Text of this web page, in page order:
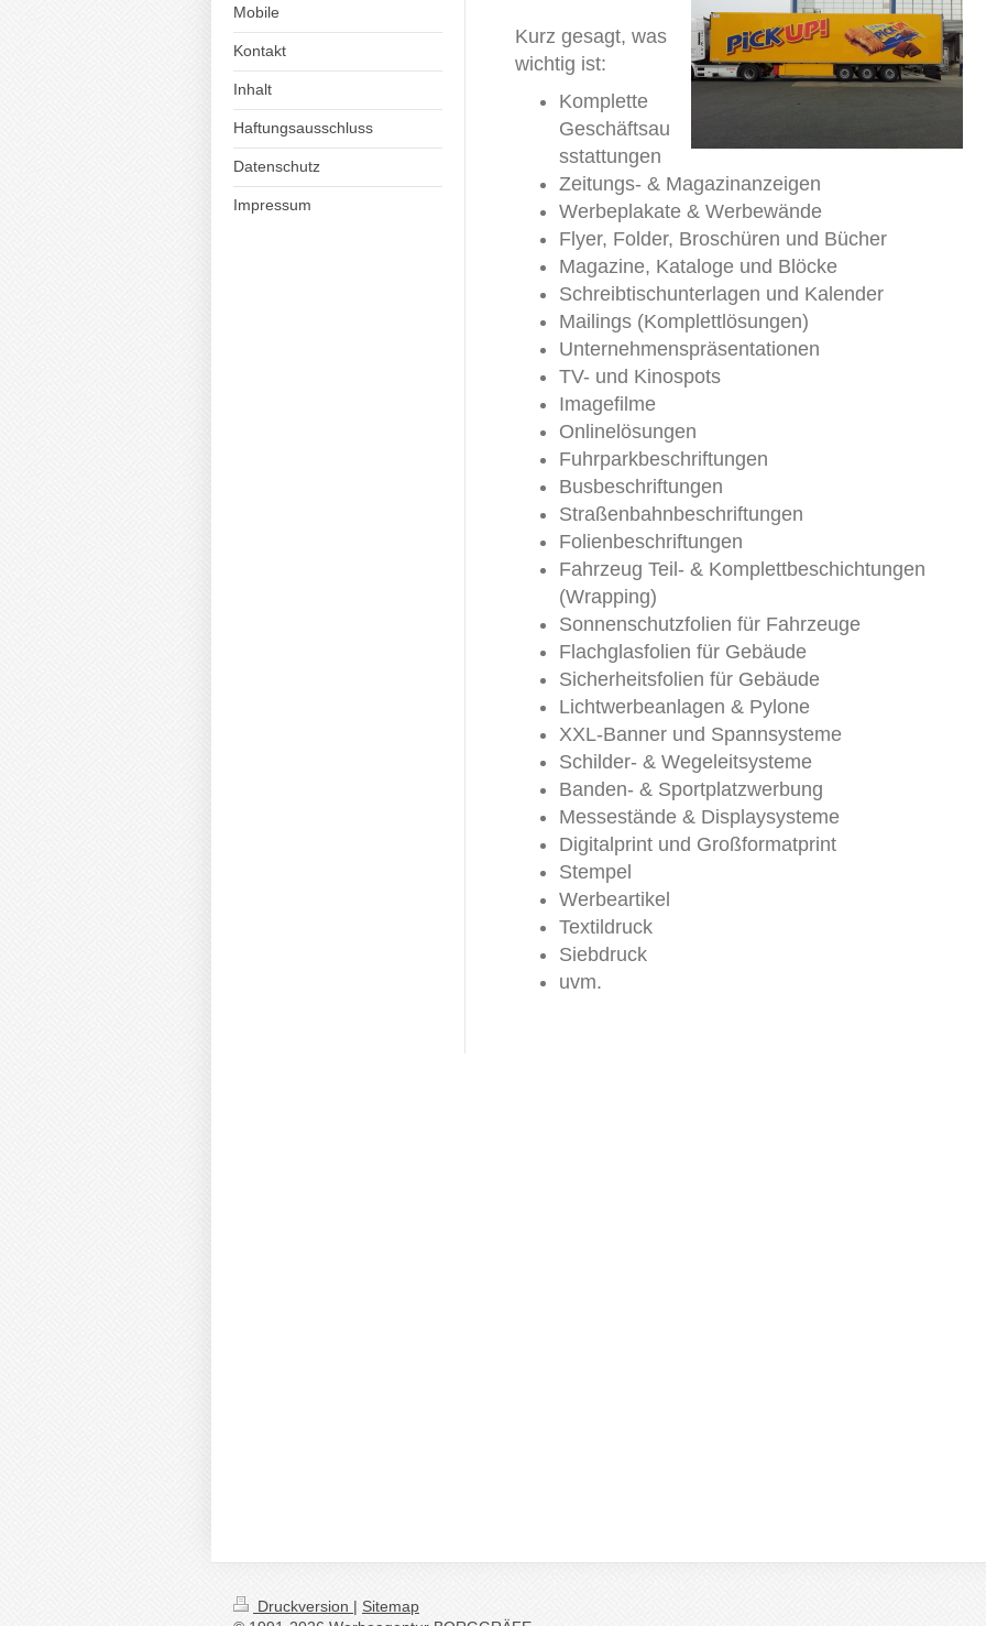
Mobile
Kontakt
Inhalt
Haftungsausschluss
Datenschutz
Impressum
Kurz gesagt, was
wichtig ist:
Komplette
Geschäftsau
sstattungen
Zeitungs- & Magazinanzeigen
Werbeplakate & Werbewände
Flyer, Folder, Broschüren und Bücher
Magazine, Kataloge und Blöcke
Schreibtischunterlagen und Kalender
Mailings (Komplettlösungen)
Unternehmenspräsentationen
TV- und Kinospots
Imagefilme
Onlinelösungen
Fuhrparkbeschriftungen
Busbeschriftungen
Straßenbahnbeschriftungen
Folienbeschriftungen
Fahrzeug Teil- & Komplettbeschichtungen
(Wrapping)
Sonnenschutzfolien für Fahrzeuge
Flachglasfolien für Gebäude
Sicherheitsfolien für Gebäude
Lichtwerbeanlagen & Pylone
XXL-Banner und Spannsysteme
Schilder- & Wegeleitsysteme
Banden- & Sportplatzwerbung
Messestände & Displaysysteme
Digitalprint und Großformatprint
Stempel
Werbeartikel
Textildruck
Siebdruck
uvm.
Druckversion | Sitemap